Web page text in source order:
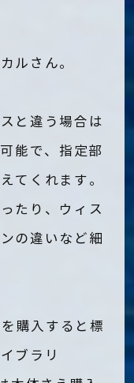
ルさん。
と違う場合は
能で、指定部
てくれます。
たり、ウィス
の違いなど細
を購入すると標
ブラリ